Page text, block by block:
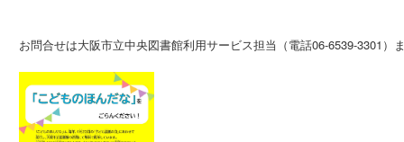
お問合せは大阪市立中央図書館利用サービス担当（電話06-6539-